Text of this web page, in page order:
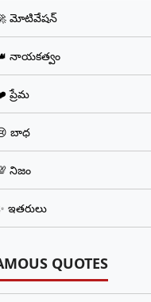
మోటివేషన్
నాయకత్వం
ప్రేమ
బాధ
నిజం
ఇతరులు
QUOTES